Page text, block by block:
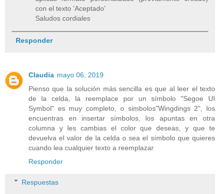
con el texto 'Aceptado'
Saludos cordiales
Responder
Claudia mayo 06, 2019
Pienso que la solución más sencilla es que al leer el texto
de la celda, la reemplace por un símbolo "Segoe UI
Symbol" es muy completo, o simbolos"Wingdings 2", los
encuentras en insertar símbolos, los apuntas en otra
columna y les cambias el color que deseas, y que te
devuelva el valor de la celda o sea el símbolo que quieres
cuando lea cualquier texto a reemplazar
Responder
Respuestas